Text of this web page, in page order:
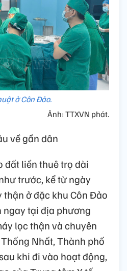
ở Côn Đảo.
Ảnh: TTXVN phát.
về gần dân
đất liền thuê trọ dài
trước, kể từ ngày
ở đặc khu Côn Đảo
ngay tại địa phương
lọc thận và chuyên
Nhất, Thành phố
khi đi vào hoạt động,